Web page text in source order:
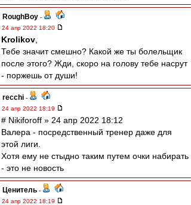
RoughBoy -
24 апр 2022 18:20
Krolikov
Тебе значит смешно? Какой же ты болельщик
после этого? Жди, скоро на голову тебе насрут
- поржешь от души!
recchi -
24 апр 2022 18:19
# Nikiforoff » 24 апр 2022 18:12
Валера - посредственный тренер даже для
этой лиги.
Хотя ему не стыдно таким путем очки набирать
- это не новость
Ценитель -
24 апр 2022 18:19